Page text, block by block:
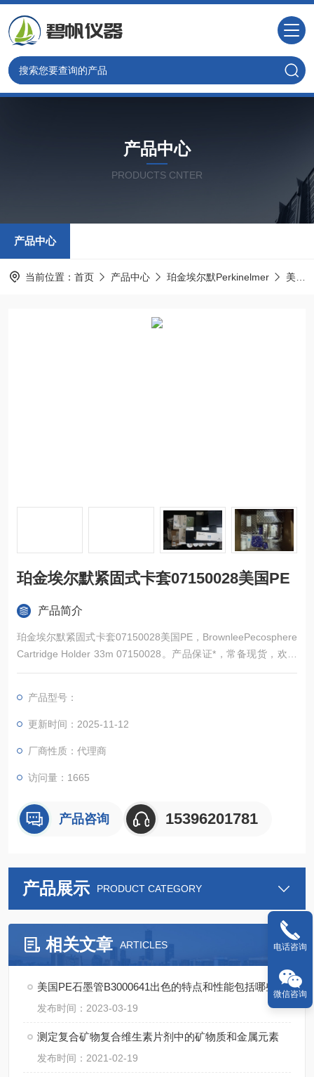
产品中心
PRODUCTS CNTER
产品中心
当前位置： 首页 产品中心 珀金埃尔默Perkinelmer 美国PE光谱耗材
珀金埃尔默紧固式卡套07150028美国PE
产品简介
珀金埃尔默紧固式卡套07150028美国PE，BrownleePecosphere
Cartridge Holder 33m 07150028。产品保证*，常备现货，欢迎
新老顾客详询
产品型号：
更新时间：2025-11-12
厂商性质：代理商
访问量：1665
产品咨询 15396201781
产品展示 PRODUCT CATEGORY
相关文章 ARTICLES
美国PE石墨管B3000641出色的特点和性能包括哪些？
发布时间：2023-03-19
测定复合矿物复合维生素片剂中的矿物质和金属元素
发布时间：2021-02-19
电话咨询
微信咨询